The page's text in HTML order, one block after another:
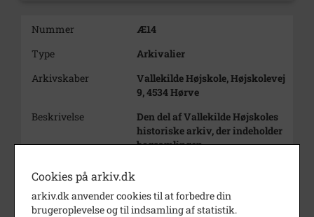
Nummer
Æ14
Type
Arkivalier
Arkivskaber
Vallekilde Højskole, Højskolevej
9, 4534 Hørve
Beskrivelse
Den del af Vallekilde Højskoles
historiske arkiv, der indeholder
bogsamlingen.
https://arkiv.dk/vis/311777
Cookies på arkiv.dk
arkiv.dk anvender cookies til at forbedre din
brugeroplevelse og til indsamling af statistik.